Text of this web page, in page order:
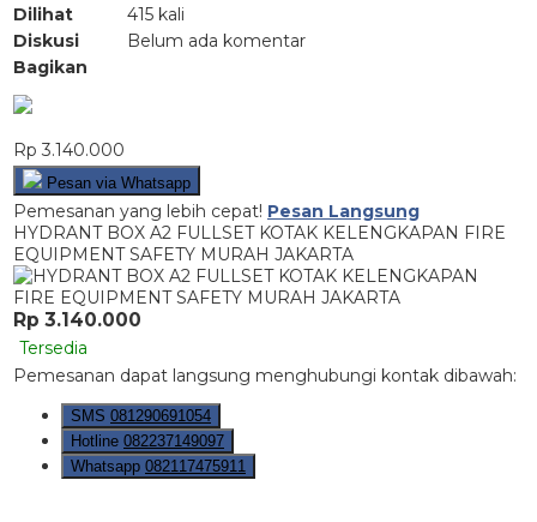
Dilihat
415 kali
Diskusi
Belum ada komentar
Bagikan
Rp 3.140.000
Pesan via Whatsapp
Pemesanan yang lebih cepat! Pesan Langsung
HYDRANT BOX A2 FULLSET KOTAK KELENGKAPAN FIRE
EQUIPMENT SAFETY MURAH JAKARTA
Rp 3.140.000
Tersedia
Pemesanan dapat langsung menghubungi kontak dibawah:
SMS 081290691054
Hotline 082237149097
Whatsapp 082117475911